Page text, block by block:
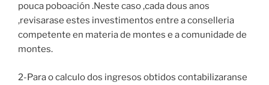
pouca poboación .Neste caso ,cada dous anos
,revisarase estes investimentos entre a conselleria
competente en materia de montes e a comunidade de
montes.
2-Para o calculo dos ingresos obtidos contabilizaranse